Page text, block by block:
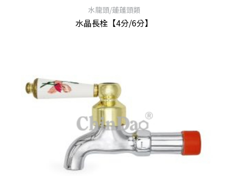
水龍頭/蓮蓬頭類
水晶長栓【4分/6分】